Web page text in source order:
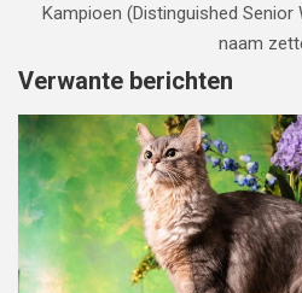
Kampioen (Distinguished Senior
naam
Verwante berichten